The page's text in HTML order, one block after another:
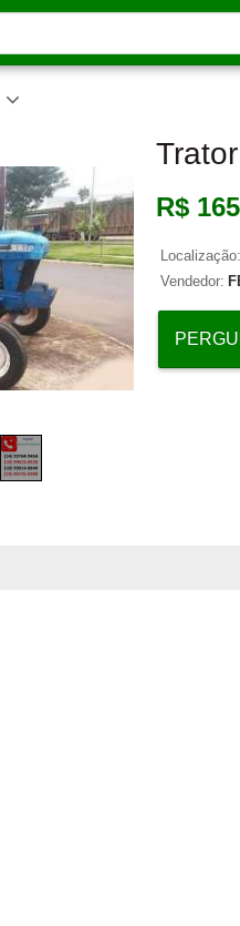
R$
Localização:
Vendedor: